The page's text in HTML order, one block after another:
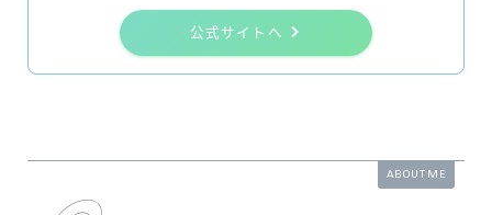
公式サイトへ
ABOUT ME